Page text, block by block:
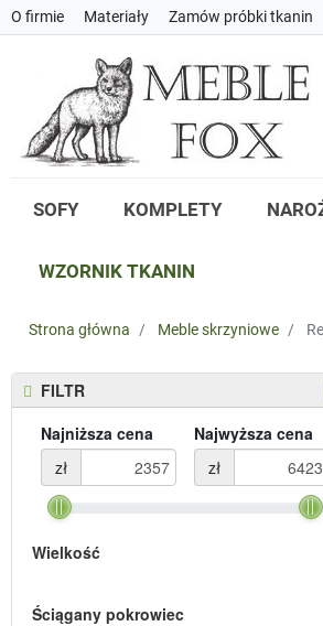
O firmie Materiały Zamów próbki tkanin
SOFY KOMPLETY
WZORNIK TKANIN
Strona główna Meble skrzyniowe
FILTR
Najniższa cena
zł
Najwyższa cena
zł
Wielkość
Ściągany pokrowiec